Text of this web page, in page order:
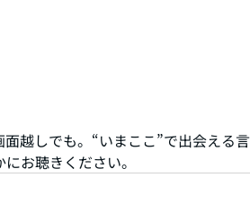
越しでも。“いまここ”で出会える
お聴きください。